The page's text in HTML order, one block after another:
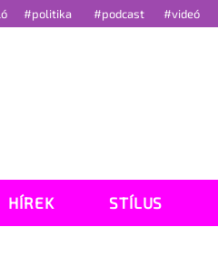
#politika #podcast #videó
HÍREK STÍLUS